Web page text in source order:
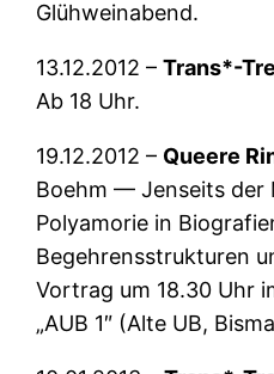
Glühweinabend.
13.12.2012 –Trans*-
Ab 18 Uhr.
19.12.2012 – Queere
Boehm — Jenseits der
Polyamorie in
Begehrensstrukturen
Vortrag um 18.30 Uhr
„AUB 1″ (Alte UB,